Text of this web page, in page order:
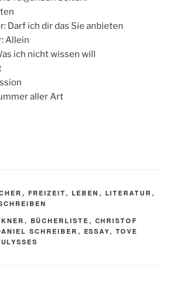
Darf ich dir das Sie anbieten
Allein
ich nicht wissen will
aller Art
, FREIZEIT, LEBEN , LITERATUR ,
, BÜCHERLISTE , CHRISTOF
SCHREIBER , ESSAY, TOVE
ULYSSES